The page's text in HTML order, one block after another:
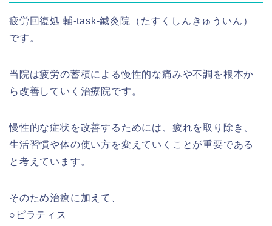
疲労回復処 輔-task-鍼灸院（たすくしんきゅういん）
です。
当院は疲労の蓄積による慢性的な痛みや不調を根本か
ら改善していく治療院です。
慢性的な症状を改善するためには、疲れを取り除き、
生活習慣や体の使い方を変えていくことが重要である
と考えています。
そのため治療に加えて、
○ピラティス